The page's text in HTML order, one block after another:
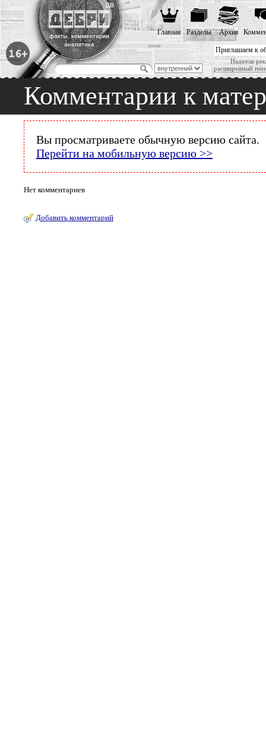
Приглашаем к
Надоела
расширенный
Главная Разделы Архив
Комментарии к
Вы просматриваете обычную версию сайта.
Перейти на мобильную версию >>
Нет комментариев
Добавить комментарий